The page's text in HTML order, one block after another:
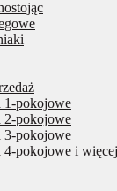
1-pokojowe
2-pokojowe
3-pokojowe
4-pokojowe i więcej